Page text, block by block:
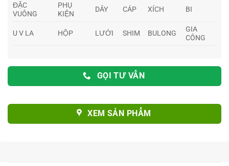
ĐẶC
VUÔNG
PHỤ
KIỆN
DÂY CÁP XÍCH BI
U V LA HỘP LƯỚI SHIM BULONG
GIA
CÔNG
GỌI TƯ VẤN
XEM SẢN PHẨM